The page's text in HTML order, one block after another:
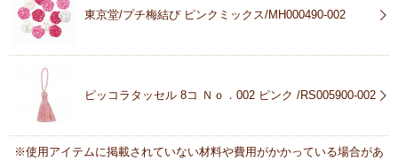
東京堂/プチ梅結び ピンクミックス/MH000490-002
ピッコラタッセル 8コ Ｎｏ．002 ピンク /RS005900-002
※使用アイテムに掲載されていない材料や費用がかかっている場合があ